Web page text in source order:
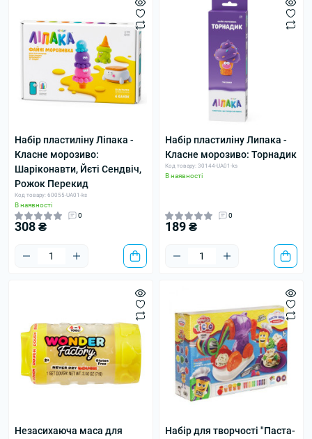
Набір пластиліну Ліпака -
Класне морозиво:
Шаріконавти, Йєті Сендвіч,
Рожок Перекид
Код товару: 60055-UA01-ks
В наявності
0
308 ₴
Набір пластиліну Липака -
Класне морозиво: Торнадик
Код товару: 30144-UA01-ks
В наявності
0
189 ₴
Незасихаюча маса для
Набір для творчості "Паста-